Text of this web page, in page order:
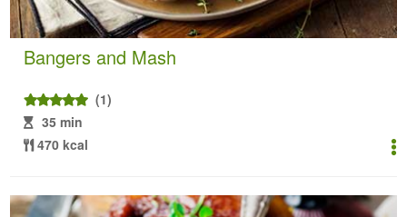
Bangers and Mash
(1)
35 min
470 kcal